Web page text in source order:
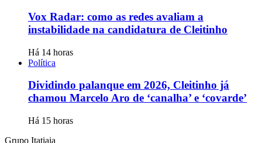
Vox Radar: como as redes avaliam a
instabilidade na candidatura de Cleitinho
Há 14 horas
Política
Dividindo palanque em 2026, Cleitinho já
chamou Marcelo Aro de ‘canalha’ e ‘covarde’
Há 15 horas
Grupo Itatiaia